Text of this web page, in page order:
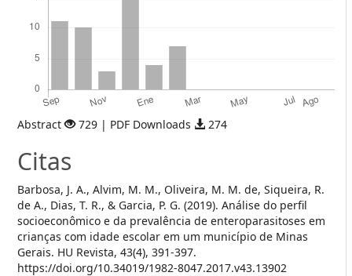
Abstract 729 | PDF Downloads 274
Citas
Barbosa, J. A., Alvim, M. M., Oliveira, M. M. de, Siqueira, R.
de A., Dias, T. R., & Garcia, P. G. (2019). Análise do perfil
socioeconômico e da prevalência de enteroparasitoses em
crianças com idade escolar em um município de Minas
Gerais. HU Revista, 43(4), 391-397.
https://doi.org/10.34019/1982-8047.2017.v43.13902